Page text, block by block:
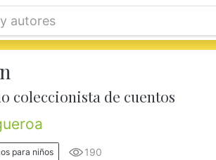
coleccionista de cuentos
para niños 190